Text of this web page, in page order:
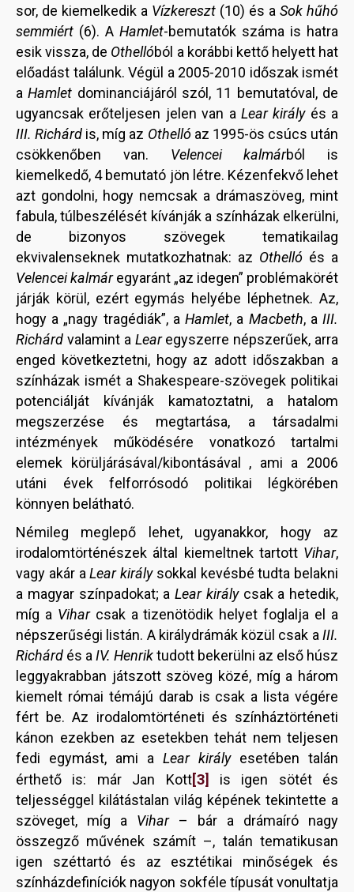
sor, de kiemelkedik a Vízkereszt (10) és a Sok hűhó
semmiért (6). A Hamlet-bemutatók száma is hatra
esik vissza, de Othellóból a korábbi kettő helyett hat
előadást találunk. Végül a 2005-2010 időszak ismét
aHamlet dominanciájáról szól, 11 bemutatóval, de
ugyancsak erőteljesen jelen van a Lear királyés a
III. Richárd is, míg az Othelló az 1995-ös csúcs után
csökkenőben van. Velencei kalmárból is
kiemelkedő, 4 bemutató jön létre. Kézenfekvő lehet
azt gondolni, hogy nemcsak a drámaszöveg, mint
fabula, túlbeszélését kívánják a színházak elkerülni,
de bizonyos szövegek tematikailag
ekvivalenseknek mutatkozhatnak: az Othelló és a
Velencei kalmáregyaránt „az idegen” problémakörét
járják körül, ezért egymás helyébe léphetnek. Az,
hogy a „nagy tragédiák”, aHamlet, a Macbeth, aIII.
Richárd valamint a Learegyszerre népszerűek, arra
enged következtetni, hogy az adott időszakban a
színházak ismét a Shakespeare-szövegek politikai
potenciálját kívánják kamatoztatni, a hatalom
megszerzése és megtartása, a társadalmi
intézmények működésére vonatkozó tartalmi
elemek körüljárásával/kibontásával , ami a 2006
utáni évek felforrósodó politikai légkörében
könnyen belátható.
Némileg meglepő lehet, ugyanakkor, hogy az
irodalomtörténészek által kiemeltnek tartott Vihar,
vagy akár aLear királysokkal kevésbé tudta belakni
a magyar színpadokat; a Lear királycsak a hetedik,
míg a Vihar csak a tizenötödik helyet foglalja el a
népszerűségi listán. A királydrámák közül csak aIII.
Richárd és aIV. Henriktudott bekerülni az első húsz
leggyakrabban játszott szöveg közé, míg a három
kiemelt római témájú darab is csak a lista végére
fért be. Az irodalomtörténeti és színháztörténeti
kánon ezekben az esetekben tehát nem teljesen
fedi egymást, ami a Lear királyesetében talán
érthető is: már Jan Kott[3] is igen sötét és
teljességgel kilátástalan világ képének tekintette a
szöveget, míg a Vihar– bár a drámaíró nagy
összegző művének számít –, talán tematikusan
igen széttartó és az esztétikai minőségek és
színházdefiníciók nagyon sokféle típusát vonultatja